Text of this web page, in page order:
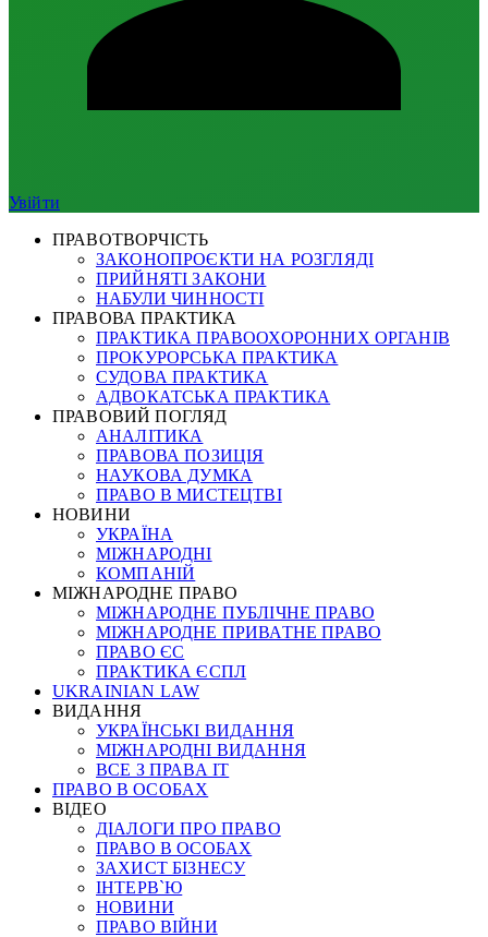
Увійти
ПРАВОТВОРЧІСТЬ
ЗАКОНОПРОЄКТИ НА РОЗГЛЯДІ
ПРИЙНЯТІ ЗАКОНИ
НАБУЛИ ЧИННОСТІ
ПРАВОВА ПРАКТИКА
ПРАКТИКА ПРАВООХОРОННИХ ОРГАНІВ
ПРОКУРОРСЬКА ПРАКТИКА
СУДОВА ПРАКТИКА
АДВОКАТСЬКА ПРАКТИКА
ПРАВОВИЙ ПОГЛЯД
АНАЛІТИКА
ПРАВОВА ПОЗИЦІЯ
НАУКОВА ДУМКА
ПРАВО В МИСТЕЦТВІ
НОВИНИ
УКРАЇНА
МІЖНАРОДНІ
КОМПАНІЙ
МІЖНАРОДНЕ ПРАВО
МІЖНАРОДНЕ ПУБЛІЧНЕ ПРАВО
МІЖНАРОДНЕ ПРИВАТНЕ ПРАВО
ПРАВО ЄС
ПРАКТИКА ЄСПЛ
UKRAINIAN LAW
ВИДАННЯ
УКРАЇНСЬКІ ВИДАННЯ
МІЖНАРОДНІ ВИДАННЯ
ВСЕ З ПРАВА ІТ
ПРАВО В ОСОБАХ
ВІДЕО
ДІАЛОГИ ПРО ПРАВО
ПРАВО В ОСОБАХ
ЗАХИСТ БІЗНЕСУ
ІНТЕРВ`Ю
НОВИНИ
ПРАВО ВІЙНИ